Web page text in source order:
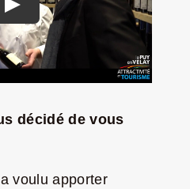
décidé de vous
voulu apporter